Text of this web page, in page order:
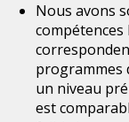
Nous avons
programmes
un niveau
est